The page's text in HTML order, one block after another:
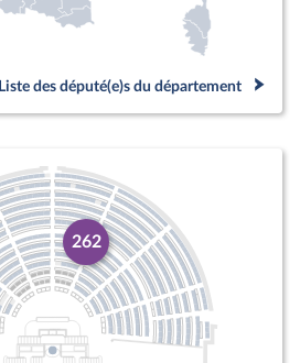
Liste des député(e)s du département
262